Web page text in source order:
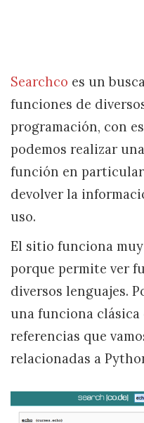
Searchco es un
funciones de
programación, con
podemos realizar
función en
devolver la
uso.
El sitio funciona
porque permite ver
diversos lenguajes.
una funciona clásica
referencias que
relacionadas a